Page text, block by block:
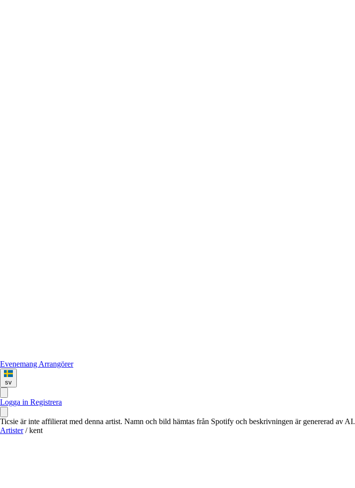
Evenemang Arrangörer
sv
Logga in Registrera
Ticsie är inte affilierat med denna artist. Namn och bild hämtas från Spotify och beskrivningen är genererad av AI.
Artister / kent